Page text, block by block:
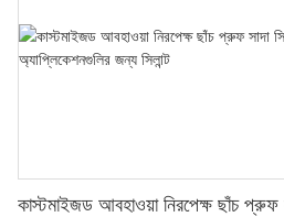
কাস্টমাইজড আবহাওয়া নিরপেক্ষ ছাঁচ প্রুফ